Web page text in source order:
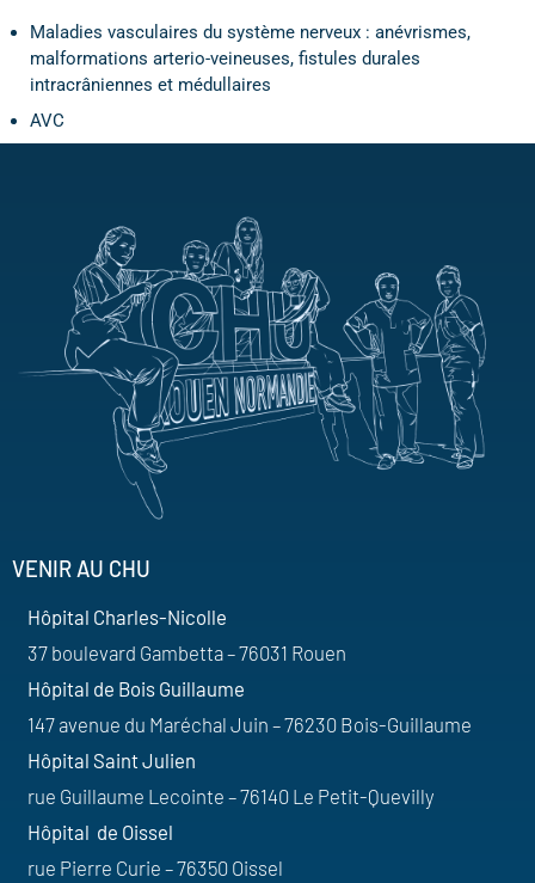
Maladies vasculaires du système nerveux : anévrismes,
malformations arterio-veineuses, fistules durales
intracrâniennes et médullaires
AVC
VENIR AU CHU
Hôpital Charles-Nicolle
37 boulevard Gambetta – 76031 Rouen
Hôpital de Bois Guillaume
147 avenue du Maréchal Juin – 76230 Bois-Guillaume
Hôpital Saint Julien
rue Guillaume Lecointe – 76140 Le Petit-Quevilly
Hôpital de Oissel
rue Pierre Curie – 76350 Oissel